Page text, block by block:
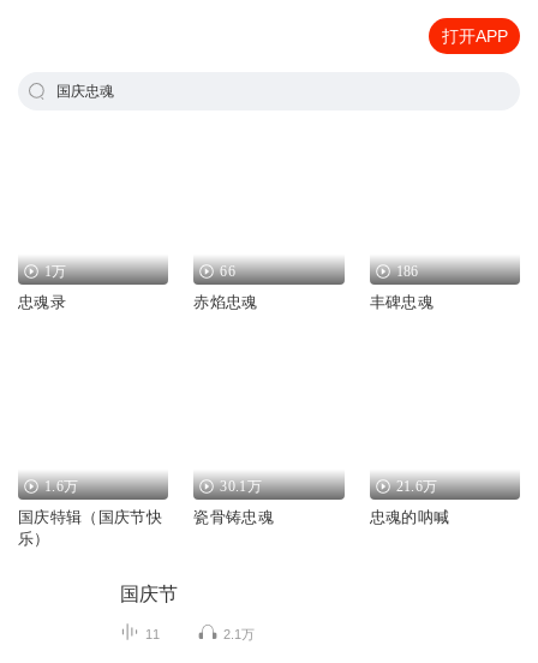
打开APP
国庆忠魂
1万
忠魂录
66
赤焰忠魂
186
丰碑忠魂
1.6万
国庆特辑（国庆节快
乐）
30.1万
瓷骨铸忠魂
21.6万
忠魂的呐喊
国庆节
11 2.1万